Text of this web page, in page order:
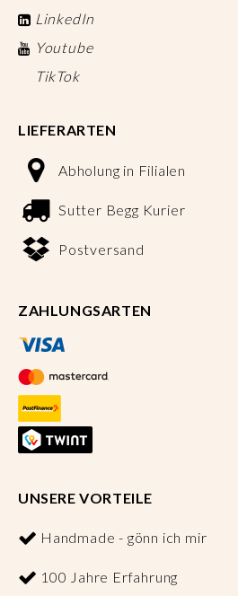
LinkedIn
Youtube
TikTok
LIEFERARTEN
Abholung in Filialen
Sutter Begg Kurier
Postversand
ZAHLUNGSARTEN
UNSERE VORTEILE
Handmade - gönn ich mir
100 Jahre Erfahrung